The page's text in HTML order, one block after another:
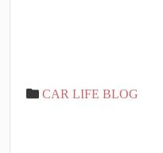
CAR LIFE BLOG